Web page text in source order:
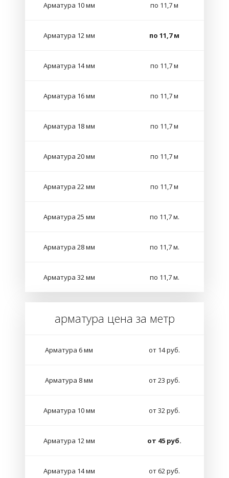
Арматура 10 мм по 11,7 м
Арматура 12 мм по 11,7 м
Арматура 14 мм по 11,7 м
Арматура 16 мм по 11,7 м
Арматура 18 мм по 11,7 м
Арматура 20 мм по 11,7 м
Арматура 22 мм по 11,7 м
Арматура 25 мм по 11,7 м.
Арматура 28 мм по 11,7 м.
Арматура 32 мм по 11,7 м.
арматура цена за метр
Арматура 6 мм от 14 руб.
Арматура 8 мм от 23 руб.
Арматура 10 мм от 32 руб.
Арматура 12 мм от 45 руб.
Арматура 14 мм от 62 руб.